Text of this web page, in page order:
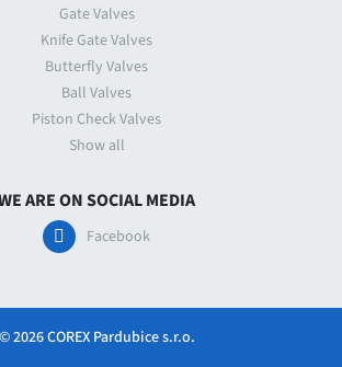
Gate Valves
Knife Gate Valves
Butterfly Valves
Ball Valves
Piston Check Valves
Show all
ARE ON SOCIAL MEDIA
Facebook
© 2026 COREX Pardubice s.r.o.